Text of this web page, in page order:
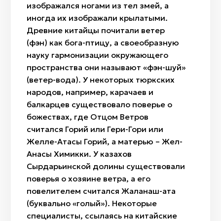
изображался ногами из тел змей, а
иногда их изображали крылатыми.
Древние китайцы почитали ветер
(фэн) как бога-птицу, а своеобразную
науку гармонизации окружающего
пространства они называют «фэн-шуй»
(ветер-вода). У некоторых тюркских
народов, например, карачаев и
балкарцев существовало поверье о
божествах, где Отцом Ветров
считался Горий или Гери-Гори или
Желле-Атасы Горий, а матерью – Жел-
Анасы Химикки. У казахов
Сырдарьинской долины существовали
поверья о хозяине ветра, а его
повелителем считался Жаланаш-ата
(буквально «голый»). Некоторые
специалисты, ссылаясь на китайские